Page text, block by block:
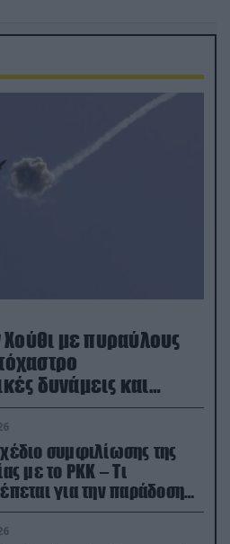
με πυραύλους
δυνάμεις και
συμφιλίωσης της
με το ΡΚΚ – Τι
για την παράδοση